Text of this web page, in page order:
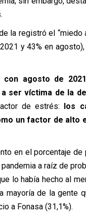
la registró el
y 43% en
con agosto de
ser víctima de la
de estrés: los
un factor de alto
en el porcentaje
a raíz de
lo había hecho al
mayoría de la gente
a Fonasa (31,1%).